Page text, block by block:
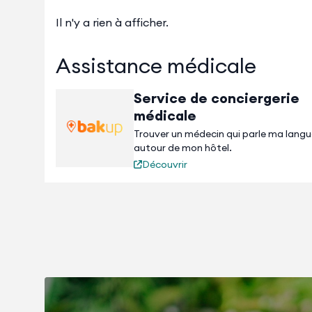
Il n'y a rien à afficher.
Assistance médicale
Service de conciergerie
médicale
Trouver un médecin qui parle ma
autour de mon hôtel.
Découvrir